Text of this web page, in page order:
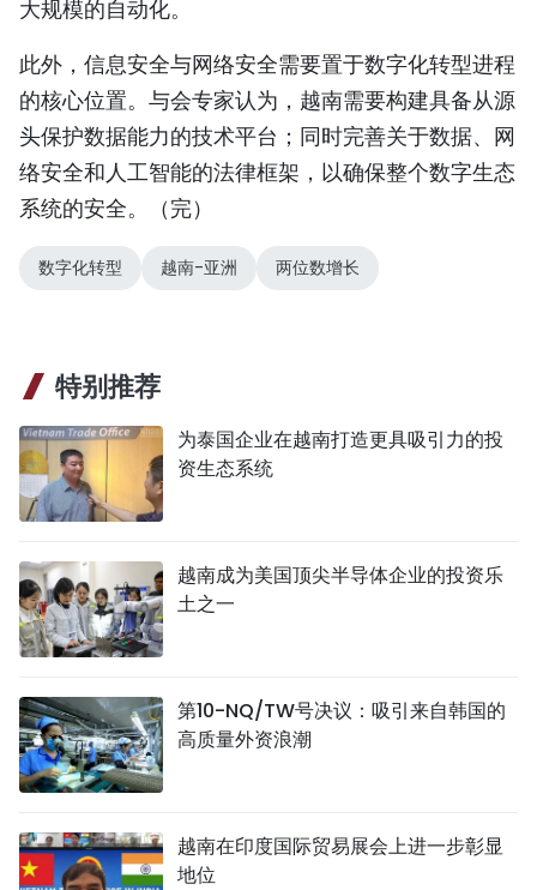
大规模的自动化。
此外，信息安全与网络安全需要置于数字化转型进程
的核心位置。与会专家认为，越南需要构建具备从源
头保护数据能力的技术平台；同时完善关于数据、网
络安全和人工智能的法律框架，以确保整个数字生态
系统的安全。（完）
数字化转型 越南-亚洲 两位数增长
特别推荐
为泰国企业在越南打造更具吸引力的投
资生态系统
越南成为美国顶尖半导体企业的投资乐
土之一
第10-NQ/TW号决议：吸引来自韩国的
高质量外资浪潮
越南在印度国际贸易展会上进一步彰显
地位